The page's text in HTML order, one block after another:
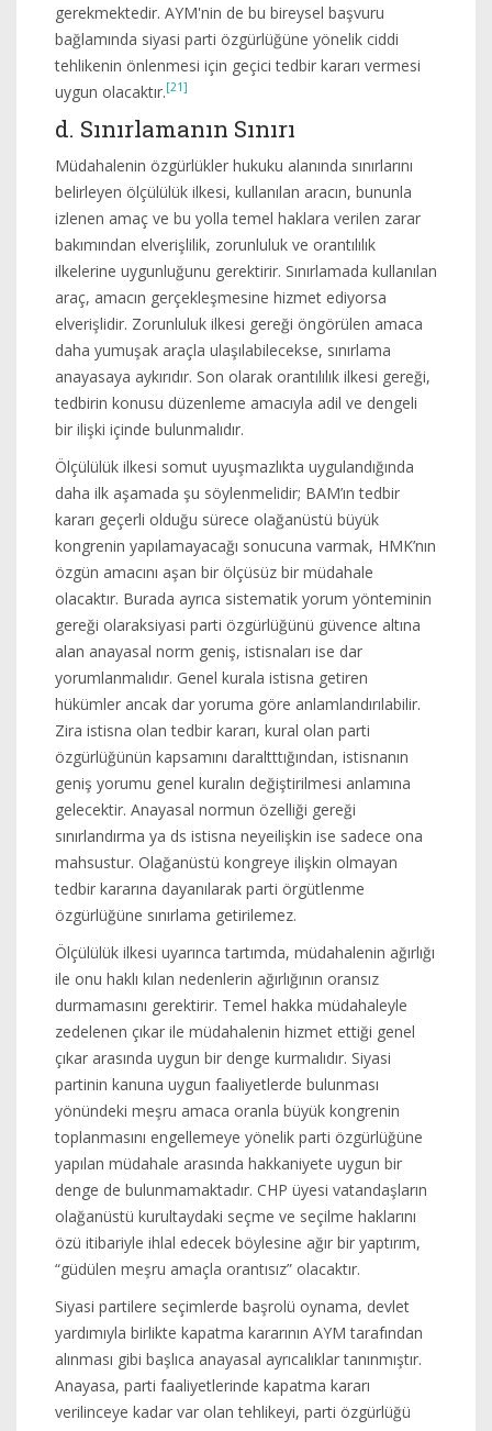
gerekmektedir. AYM'nin de bu bireysel başvuru
bağlamında siyasi parti özgürlüğüne yönelik ciddi
tehlikenin önlenmesi için geçici tedbir kararı vermesi
uygun olacaktır.[21]
d. Sınırlamanın Sınırı
Müdahalenin özgürlükler hukuku alanında sınırlarını
belirleyen ölçülülük ilkesi, kullanılan aracın, bununla
izlenen amaç ve bu yolla temel haklara verilen zarar
bakımından elverişlilik, zorunluluk ve orantılılık
ilkelerine uygunluğunu gerektirir. Sınırlamada kullanılan
araç, amacın gerçekleşmesine hizmet ediyorsa
elverişlidir. Zorunluluk ilkesi gereği öngörülen amaca
daha yumuşak araçla ulaşılabilecekse, sınırlama
anayasaya aykırıdır. Son olarak orantılılık ilkesi gereği,
tedbirin konusu düzenleme amacıyla adil ve dengeli
bir ilişki içinde bulunmalıdır.
Ölçülülük ilkesi somut uyuşmazlıkta uygulandığında
daha ilk aşamada şu söylenmelidir; BAM’ın tedbir
kararı geçerli olduğu sürece olağanüstü büyük
kongrenin yapılamayacağı sonucuna varmak, HMK’nın
özgün amacını aşan bir ölçüsüz bir müdahale
olacaktır. Burada ayrıca sistematik yorum yönteminin
gereği olaraksiyasi parti özgürlüğünü güvence altına
alan anayasal norm geniş, istisnaları ise dar
yorumlanmalıdır. Genel kurala istisna getiren
hükümler ancak dar yoruma göre anlamlandırılabilir.
Zira istisna olan tedbir kararı, kural olan parti
özgürlüğünün kapsamını daraltttığından, istisnanın
geniş yorumu genel kuralın değiştirilmesi anlamına
gelecektir. Anayasal normun özelliği gereği
sınırlandırma ya ds istisna neyeilişkin ise sadece ona
mahsustur. Olağanüstü kongreye ilişkin olmayan
tedbir kararına dayanılarak parti örgütlenme
özgürlüğüne sınırlama getirilemez.
Ölçülülük ilkesi uyarınca tartımda, müdahalenin ağırlığı
ile onu haklı kılan nedenlerin ağırlığının oransız
durmamasını gerektirir. Temel hakka müdahaleyle
zedelenen çıkar ile müdahalenin hizmet ettiği genel
çıkar arasında uygun bir denge kurmalıdır. Siyasi
partinin kanuna uygun faaliyetlerde bulunması
yönündeki meşru amaca oranla büyük kongrenin
toplanmasını engellemeye yönelik parti özgürlüğüne
yapılan müdahale arasında hakkaniyete uygun bir
denge de bulunmamaktadır. CHP üyesi vatandaşların
olağanüstü kurultaydaki seçme ve seçilme haklarını
özü itibariyle ihlal edecek böylesine ağır bir yaptırım,
“güdülen meşru amaçla orantısız” olacaktır.
Siyasi partilere seçimlerde başrolü oynama, devlet
yardımıyla birlikte kapatma kararının AYM tarafından
alınması gibi başlıca anayasal ayrıcalıklar tanınmıştır.
Anayasa, parti faaliyetlerinde kapatma kararı
verilinceye kadar var olan tehlikeyi, parti özgürlüğü